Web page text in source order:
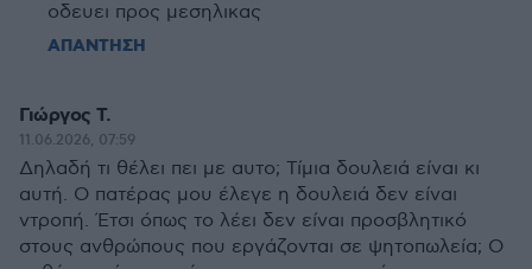
οδευει προς μεσηλικας
ΑΠΑΝΤΗΣΗ
Γιώργος Τ.
11.06.2026, 07:59
Δηλαδή τι θέλει πει με αυτο; Τίμια δουλειά είναι κι
αυτή. Ο πατέρας μου έλεγε η δουλειά δεν είναι
ντροπή. Έτσι όπως το λέει δεν είναι προσβλητικό
στους ανθρώπους που εργάζονται σε ψητοπωλεία; Ο